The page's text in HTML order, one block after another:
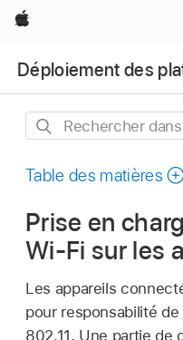
Apple
Déploiement des
Rechercher
ce
Table des matières
Prise en
Wi-Fi sur les
Les appareils
pour responsabilité
802.11. Une partie de